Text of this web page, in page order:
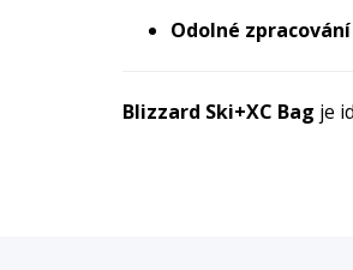
Odolné zpracování
Blizzard Ski+XC Bag je